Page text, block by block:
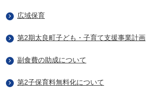
広域保育
第2期太良町子ども・子育て支援事業計画
副食費の助成について
第2子保育料無料化について